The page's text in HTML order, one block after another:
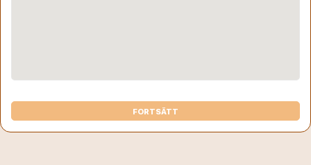
FORTSÄTT